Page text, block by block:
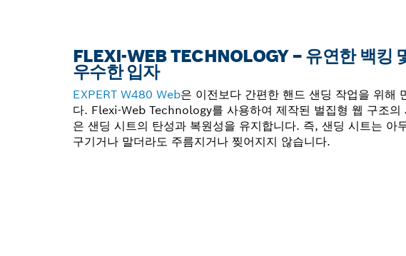
FLEXI-WEB TECHNOLOGY – 유연한 백킹
우수한 입자
EXPERT W480 Web은 이전보다 간편한 핸드 샌딩 작업을 위해
다. Flexi-Web Technology를 사용하여 제작된 벌집형 웹 구조의
은 샌딩 시트의 탄성과 복원성을 유지합니다. 즉, 샌딩 시트는 아
구기거나 말더라도 주름지거나 찢어지지 않습니다.